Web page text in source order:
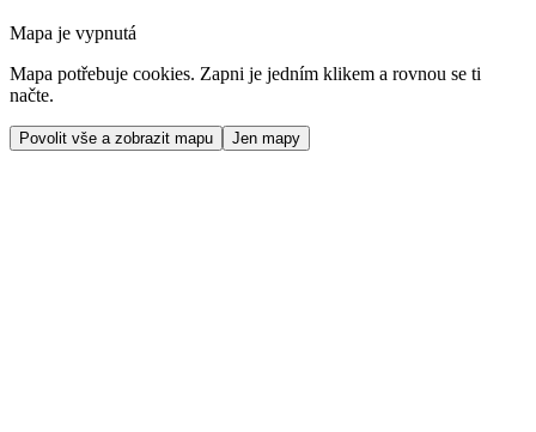
Mapa je vypnutá
Mapa potřebuje cookies. Zapni je jedním klikem a rovnou se ti
načte.
Povolit vše a zobrazit mapu Jen mapy